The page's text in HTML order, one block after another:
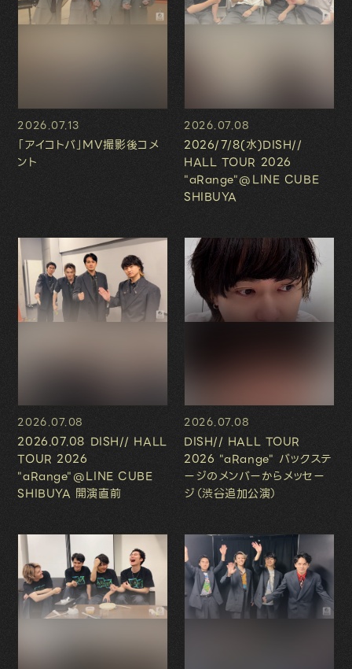
2026.07.13
「アイコトバ」MV撮影後コメ
ント
2026.07.08
2026/7/8(水)DISH//
HALL TOUR 2026
"aRange"@LINE CUBE
SHIBUYA
2026.07.08
2026.07.08 DISH// HALL
TOUR 2026
"aRange"@LINE CUBE
SHIBUYA 開演直前
2026.07.08
DISH// HALL TOUR
2026 "aRange" バックステ
ージのメンバーからメッセー
ジ（渋谷追加公演）